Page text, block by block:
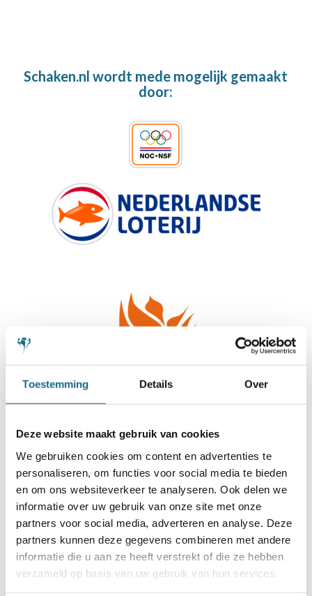
Toestemming Details Over
Deze website maakt gebruik van cookies
We gebruiken cookies om content en advertenties te
personaliseren, om functies voor social media te bieden
en om ons websiteverkeer te analyseren. Ook delen we
informatie over uw gebruik van onze site met onze
partners voor social media, adverteren en analyse. Deze
partners kunnen deze gegevens combineren met andere
informatie die u aan ze heeft verstrekt of die ze hebben
verzameld op basis van uw gebruik van hun services.
Schaken.nl wordt mede mogelijk gemaakt
door: